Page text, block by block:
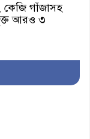
কেজি গাঁজাসহ
আরও ৩
নতুন